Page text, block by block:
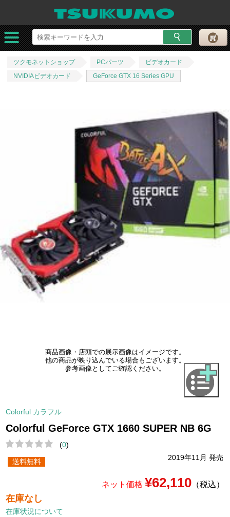
ツクモネットショップ PCパーツ
ビデオカード
NVIDIAビデオカード
GeForce GTX 16 Series GPU
商品画像・店頭での展示画像はイメージです。
他の商品が映り込んでいる場合もございます。
参考画像としてご確認ください。
Colorful カラフル
Colorful GeForce GTX 1660 SUPER NB 6G
(0)
2019年11月 発売
送料無料
ネット価格 ¥62,110（税込）
在庫なし
在庫状況について